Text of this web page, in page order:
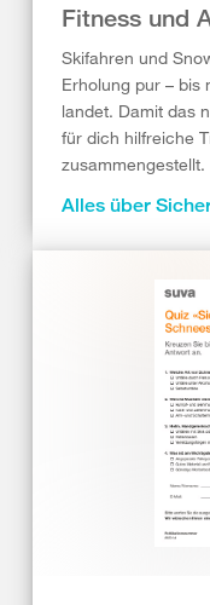
Fitness und
Skifahren und
Erholung pur – bis
landet. Damit das
für dich hilfreiche
zusammengestellt.
Alles über